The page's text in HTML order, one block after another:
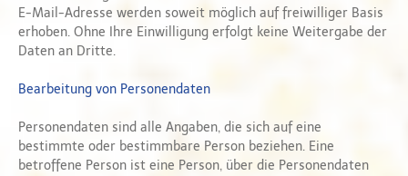
E-Mail-Adresse werden soweit möglich auf freiwilliger Basis
erhoben. Ohne Ihre Einwilligung erfolgt keine Weitergabe der
Daten an Dritte.
Bearbeitung von Personendaten
Personendaten sind alle Angaben, die sich auf eine
bestimmte oder bestimmbare Person beziehen. Eine
betroffene Person ist eine Person, über die Personendaten